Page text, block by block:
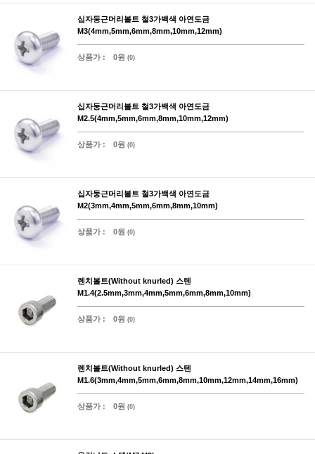
십자둥근머리볼트 철3가백색 아연도금
M3(4mm,5mm,6mm,8mm,10mm,12mm)
상품가 : 0원 (0)
십자둥근머리볼트 철3가백색 아연도금
M2.5(4mm,5mm,6mm,8mm,10mm,12mm)
상품가 : 0원 (0)
십자둥근머리볼트 철3가백색 아연도금
M2(3mm,4mm,5mm,6mm,8mm,10mm)
상품가 : 0원 (0)
렌치볼트(Without knurled) 스텐
M1.4(2.5mm,3mm,4mm,5mm,6mm,8mm,10mm)
상품가 : 0원 (0)
렌치볼트(Without knurled) 스텐
M1.6(3mm,4mm,5mm,6mm,8mm,10mm,12mm,14mm,16mm)
상품가 : 0원 (0)